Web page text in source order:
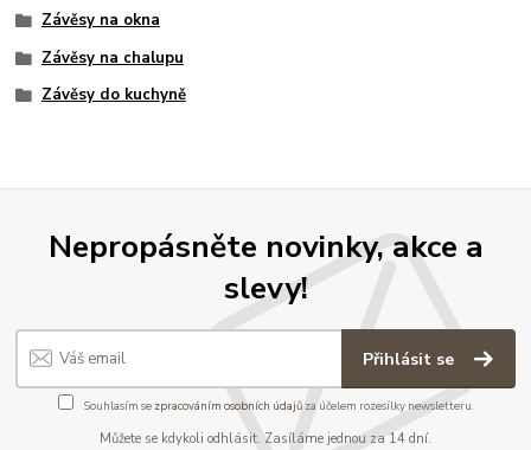
Závěsy na okna
Závěsy na chalupu
Závěsy do kuchyně
Nepropásněte novinky, akce a
slevy!
Přihlásit se
Souhlasím se zpracováním osobních údajůza účelem rozesílky newsletteru.
Můžete se kdykoli odhlásit. Zasíláme jednou za 14 dní.